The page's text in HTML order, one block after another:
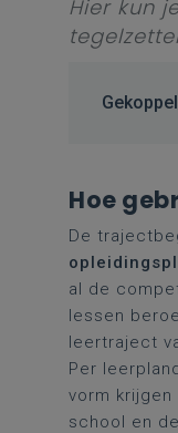
Hier kun
Hoe
De
al de
lessen
leertraject
Per
vorm
school en